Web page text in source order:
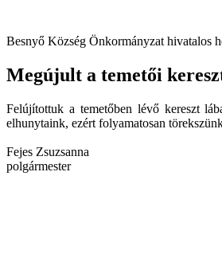
Besnyő Község Önkormányzat hivatalos
Megújult a temetői
Felújítottuk a temetőben lévő kereszt
elhunytaink, ezért folyamatosan
Fejes Zsuzsanna
polgármester